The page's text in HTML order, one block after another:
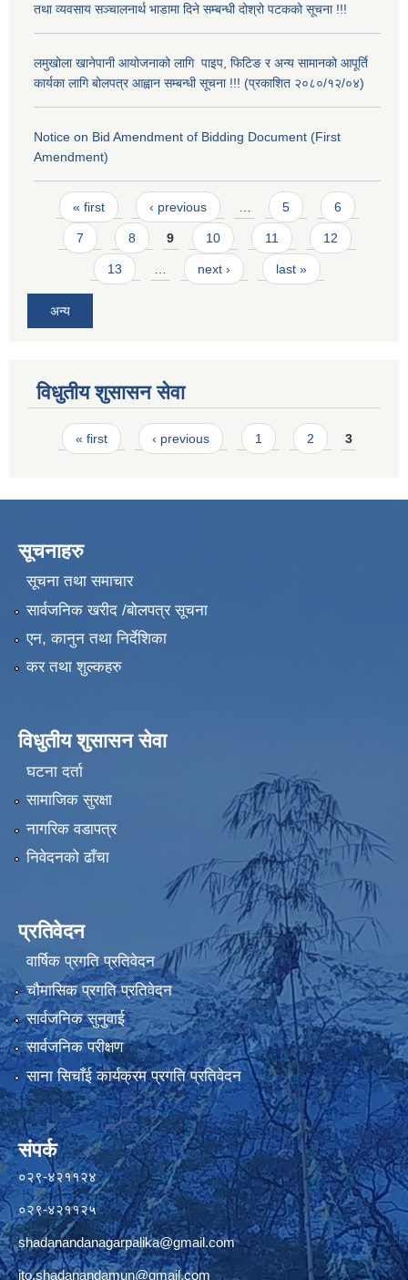
तथा व्यवसाय सञ्चालनार्थ भाडामा दिने सम्बन्धी दोश्रो पटकको सूचना !!!
लमुखोला खानेपानी आयोजनाको लागि पाइप, फिटिङ र अन्य सामानको आपूर्ति
कार्यका लागि बोलपत्र आह्वान सम्बन्धी सूचना !!! (प्रकाशित २०८०/१२/०४)
Notice on Bid Amendment of Bidding Document (First
Amendment)
Pages
« first ‹ previous 5 6
7 8 9 10 11 12
13 next › last »
अन्य
विधुतीय शुसासन सेवा
Pages
« first ‹ previous 1 2 3
सूचनाहरु
सूचना तथा समाचार
सार्वजनिक खरीद /बोलपत्र सूचना
एन, कानुन तथा निर्देशिका
कर तथा शुल्कहरु
विधुतीय शुसासन सेवा
घटना दर्ता
सामाजिक सुरक्षा
नागरिक वडापत्र
निवेदनको ढाँचा
प्रतिवेदन
वार्षिक प्रगति प्रतिवेदन
चौमासिक प्रगति प्रतिवेदन
सार्वजनिक सुनुवाई
सार्वजनिक परीक्षण
साना सिचाँई कार्यक्रम प्रगति प्रतिवेदन
संपर्क
०२९-४२११२४
०२९-४२११२५
shadanandanagarpalika@gmail.com
ito.shadanandamun@gmail.com